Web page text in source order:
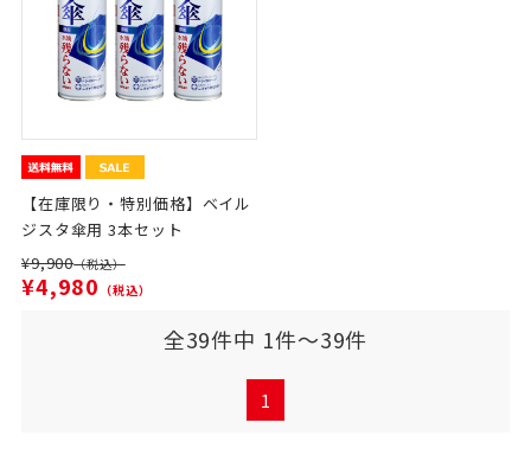
【在庫限り・特別価格】ベイル
ジスタ傘用 3本セット
¥9,900（税込）
¥4,980 （税込）
全39件中 1件～39件
1